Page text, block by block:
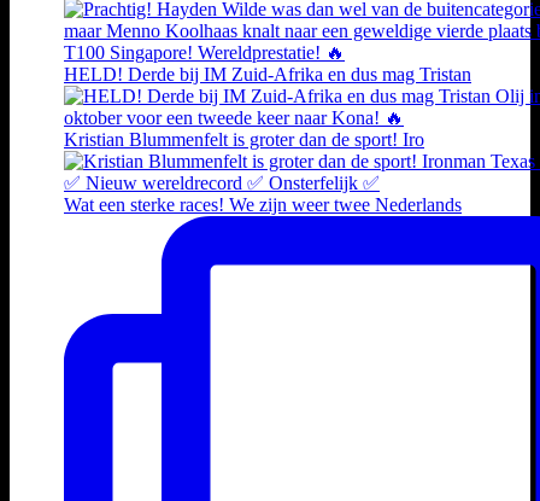
HELD! Derde bij IM Zuid-Afrika en dus mag Tristan
Kristian Blummenfelt is groter dan de sport! Iro
Wat een sterke races! We zijn weer twee Nederlands